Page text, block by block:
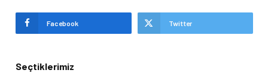
Facebook Twitter
Seçtiklerimiz